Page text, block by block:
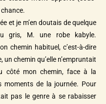
et je m’en doutais de quelque
gris, M. une robe kabyle.
chemin habituel, c’est-à-dire
un chemin qu’elle n’empruntait
côté mon chemin, face à la
moments de la journée. Pour
pas le genre à se rabaisser